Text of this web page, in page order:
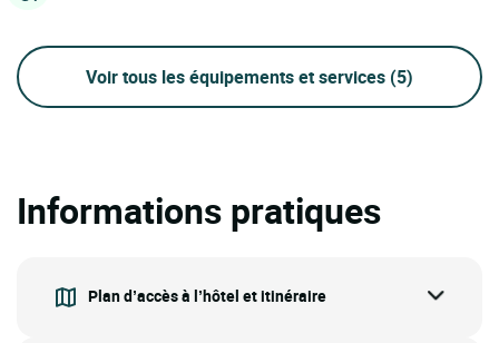
Voir tous les équipements et services (5)
Informations pratiques
Plan d’accès à l’hôtel et itinéraire